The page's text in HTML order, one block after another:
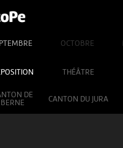
OCTOBRE
THÉÂTRE
DE
BERNE
CANTON DU JURA